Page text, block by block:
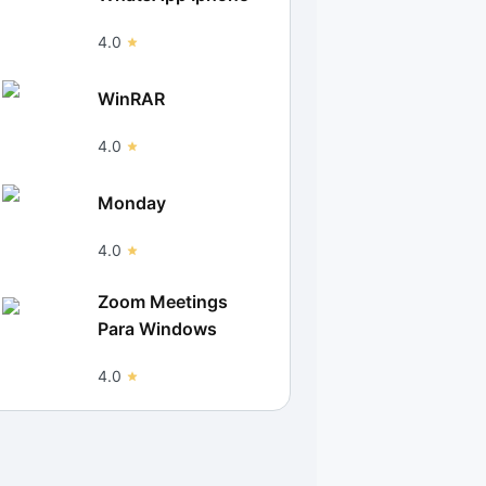
4.0
WinRAR
4.0
Monday
4.0
Zoom Meetings
Para Windows
4.0